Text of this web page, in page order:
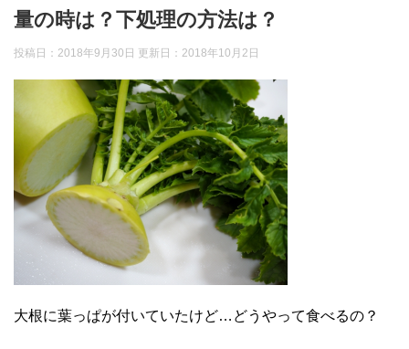
量の時は？下処理の方法は？
投稿日：2018年9月30日 更新日： 2018年10月2日
大根に葉っぱが付いていたけど…どうやって食べるの？